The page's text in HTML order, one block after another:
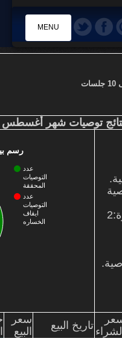
MENU
من نحن
اتصل بنا
توصيات شهر أغسطس
2
رسم
عدد
التوصيات
المحققة
عدد
التوصيات
ايقاف
الخساره
تاريخ البيع
سعر
البيع